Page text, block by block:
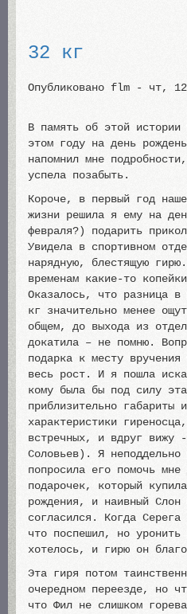
32 кг
Опубликовано flm - чт,
В память об этой истории
этом году на день
напомнил мне
успела позабыть.
Короче, в первый год
жизни решила я ему на
февраля?) подарить
Увидела в спортивном
нарядную, блестящую
временам какие-то
Оказалось, что разница
кг значительно менее
общем, до выхода из
докатила – не помню.
подарка к месту
весь рост. И я пошла
кому была бы под силу
приблизительно габариты
характеристики
встречных, и вдруг вижу
Соловьев). Я неподдельно
попросила его помочь мне
подарочек, который
рождения, и наивный Слон
согласился. Когда
что поспешил, но уронить
хотелось, и гирю он
Эта гиря потом
очередном переезде, но
что Фил не слишком